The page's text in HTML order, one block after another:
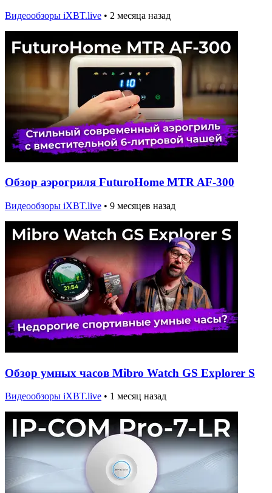
Видеообзоры iXBT.live • 2 месяца назад
Обзор аэрогриля FuturoHome MTR AF-300
Видеообзоры iXBT.live • 9 месяцев назад
Обзор умных часов Mibro Watch GS Explorer S
Видеообзоры iXBT.live • 1 месяц назад